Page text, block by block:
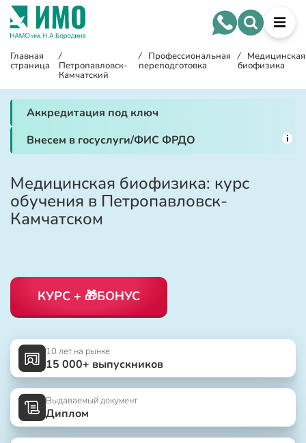
Главная
страница
/
Петропавловск-
Камчатский
/ Профессиональная
переподготовка
/ Медицинская
биофизика
Аккредитация под ключ
Внесем в госуслуги/ФИС ФРДО
i
Медицинская биофизика: курс
обучения в Петропавловск-
Камчатском
КУРС + 🎁БОНУС
10 лет на рынке
15 000+ выпускников
Выдаваемый документ
Диплом